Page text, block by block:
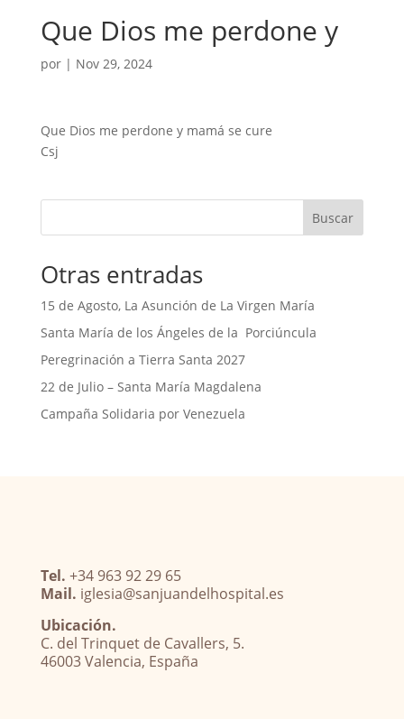
Que Dios me perdone y
por | Nov 29, 2024
Que Dios me perdone y mamá se cure
Csj
Buscar
Otras entradas
15 de Agosto, La Asunción de La Virgen María
Santa María de los Ángeles de la Porciúncula
Peregrinación a Tierra Santa 2027
22 de Julio – Santa María Magdalena
Campaña Solidaria por Venezuela
Tel. +34 963 92 29 65
Mail. iglesia@sanjuandelhospital.es
Ubicación.
C. del Trinquet de Cavallers, 5.
46003 Valencia, España